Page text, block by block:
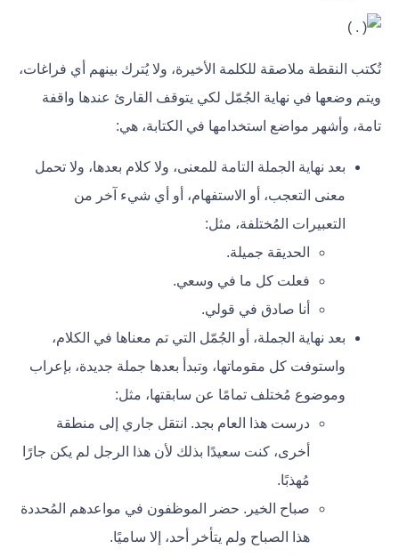
تُكتب النقطة ملاصقة للكلمة الأخيرة، ولا يُترك بينهم أي فراغات،
ويتم وضعها في نهاية الجُمّل لكي يتوقف القارئ عندها واقفة
تامة، وأشهر مواضع استخدامها في الكتابة، هي:
بعد نهاية الجملة التامة للمعنى، ولا كلام بعدها، ولا تحمل
معنى التعجب، أو الاستفهام، أو أي شيء آخر من
التعبيرات المُختلفة، مثل:
الحديقة جميلة.
فعلت كل ما في وسعي.
أنا صادق في قولي.
بعد نهاية الجملة، أو الجُمّل التي تم معناها في الكلام،
واستوفت كل مقوماتها، وتبدأ بعدها جملة جديدة، بإعراب
وموضوع مُختلف تمامًا عن سابقتها، مثل:
درست هذا العام بجد. انتقل جاري إلى منطقة
أخرى، كنت سعيدًا بذلك لأن هذا الرجل لم يكن جارًا
مُهذبًا.
صباح الخير. حضر الموظفون في مواعدهم المُحددة
هذا الصباح ولم يتأخر أحد، إلا ساميًا.